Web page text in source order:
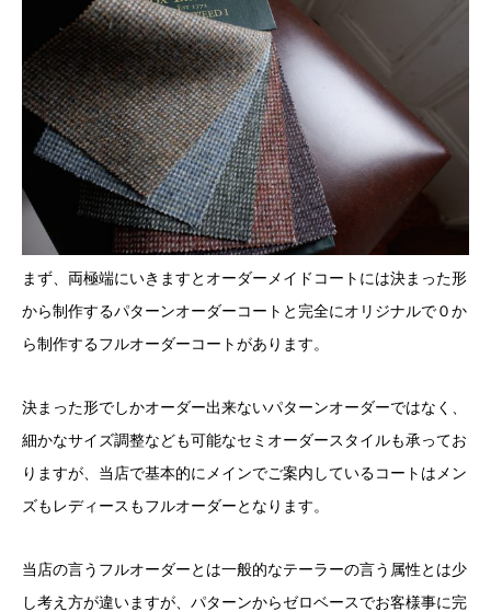
まず、両極端にいきますとオーダーメイドコートには決まった形
から制作するパターンオーダーコートと完全にオリジナルで０か
ら制作するフルオーダーコートがあります。
決まった形でしかオーダー出来ないパターンオーダーではなく、
細かなサイズ調整なども可能なセミオーダースタイルも承ってお
りますが、当店で基本的にメインでご案内しているコートはメン
ズもレディースもフルオーダーとなります。
当店の言うフルオーダーとは一般的なテーラーの言う属性とは少
し考え方が違いますが、パターンからゼロベースでお客様事に完